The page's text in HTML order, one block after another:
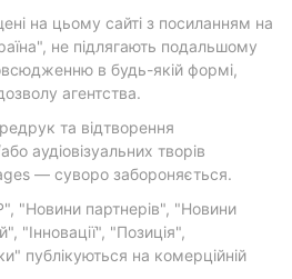
на цьому сайті з посиланням на
не підлягають подальшому
в будь-якій формі,
агентства.
та відтворення
аудіовізуальних творів
— суворо забороняється.
"Новини партнерів", "Новини
"Інновації", "Позиція",
публікуються на комерційній